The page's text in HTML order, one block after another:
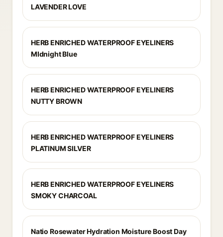
LAVENDER LOVE
HERB ENRICHED WATERPROOF EYELINERS
MIdnight Blue
HERB ENRICHED WATERPROOF EYELINERS
NUTTY BROWN
HERB ENRICHED WATERPROOF EYELINERS
PLATINUM SILVER
HERB ENRICHED WATERPROOF EYELINERS
SMOKY CHARCOAL
Natio Rosewater Hydration Moisture Boost Day